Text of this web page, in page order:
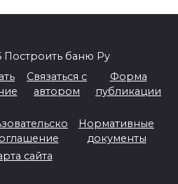
Построить баню Ру
Связаться с
автором
Форма
публикации
Нормативные
документы
сайта